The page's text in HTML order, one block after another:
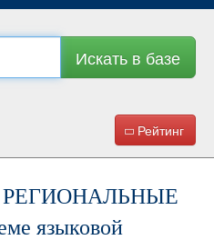
Искать в базе
Рейтинг
языковой